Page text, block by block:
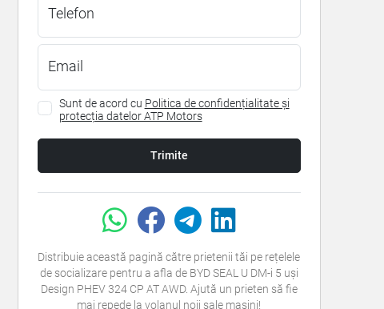
Telefon
Email
Sunt de acord cu Politica de confidențialitate și
protecția datelor ATP Motors
Trimite
Distribuie această pagină către prietenii tăi pe rețelele
de socializare pentru a afla de BYD SEAL U DM-i 5 uși
Design PHEV 324 CP AT AWD. Ajută un prieten să fie
mai repede la volanul noii sale mașini!